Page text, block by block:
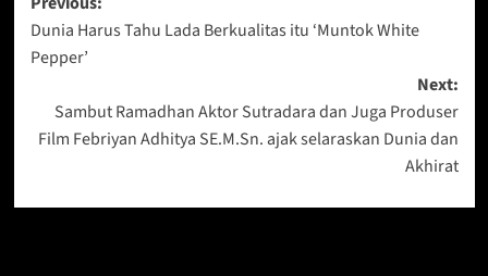
navigation
Dunia Harus Tahu Lada Berkualitas itu ‘Muntok White
Pepper’
Next:
Sambut Ramadhan Aktor Sutradara dan Juga Produser
Film Febriyan Adhitya SE.M.Sn. ajak selaraskan Dunia dan
Akhirat